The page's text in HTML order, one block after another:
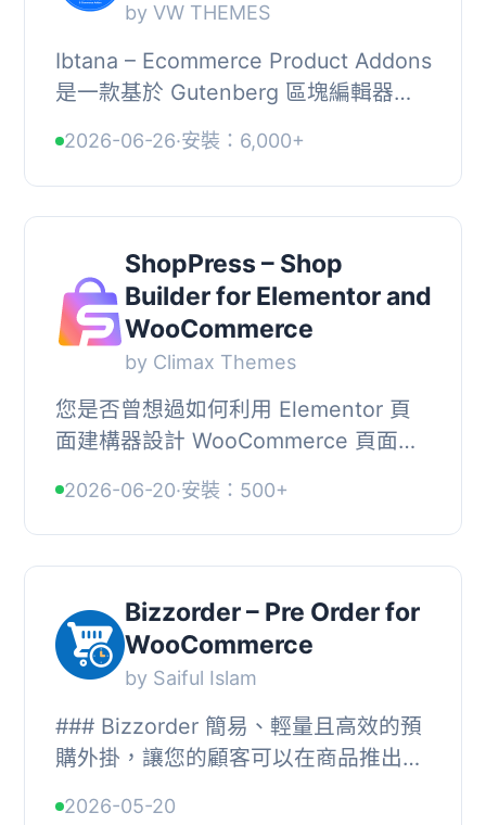
by VW THEMES
Ibtana – Ecommerce Product Addons
是一款基於 Gutenberg 區塊編輯器的
掛，透過拖放介面即可打造具品牌風格
的商品頁面，無需...
2026-06-26·安裝：6,000+
ShopPress – Shop
Builder for Elementor and
WooCommerce
by Climax Themes
您是否曾想過如何利用 Elementor 頁
面建構器設計 WooCommerce 頁面？
計？ShopPress WordPress 外掛提供
了與 WooCommerce ...
2026-06-20·安裝：500+
Bizzorder – Pre Order for
WooCommerce
by Saiful Islam
### Bizzorder 簡易、輕量且高效的預
購外掛，讓您的顧客可以在商品推出前
2026-05-20